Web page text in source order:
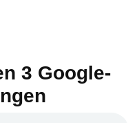
3 Google-